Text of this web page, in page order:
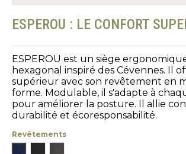
ESPEROU : LE CONFORT
ESPEROU est un siège
hexagonal inspiré des Cévennes. Il
supérieur avec son revêtement en
forme. Modulable, il s'adapte à
pour améliorer la posture. Il allie
durabilité et écoresponsabilité.
Revêtements